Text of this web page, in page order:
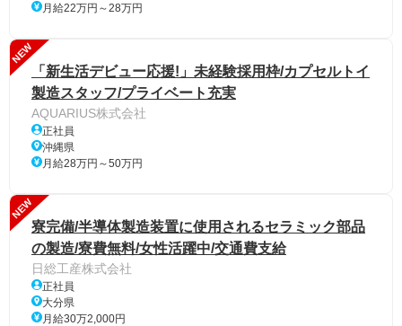
月給22万円～28万円
NEW
「新生活デビュー応援!」未経験採用枠/カプセルトイ
製造スタッフ/プライベート充実
AQUARIUS株式会社
正社員
沖縄県
月給28万円～50万円
NEW
寮完備/半導体製造装置に使用されるセラミック部品
の製造/寮費無料/女性活躍中/交通費支給
日総工産株式会社
正社員
大分県
月給30万2,000円